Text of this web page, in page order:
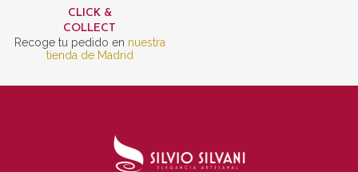
CLICK &
COLLECT
Recoge tu pedido en nuestra
tienda de Madrid